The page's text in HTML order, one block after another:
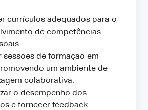
currículos adequados para o
de competências
sessões de formação em
um ambiente de
colaborativa.
o desempenho dos
e fornecer feedback